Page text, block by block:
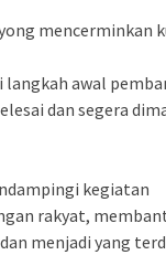
mencerminkan
langkah awal
dan segera
kegiatan
rakyat,
menjadi yang
RANTAI